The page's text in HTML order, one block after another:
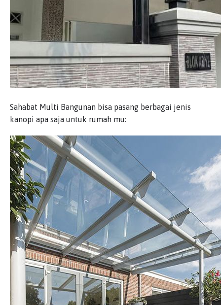
Sahabat Multi Bangunan bisa pasang berbagai jenis
kanopi apa saja untuk rumah mu: